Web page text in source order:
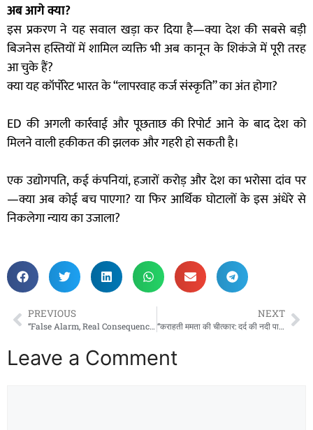
अब आगे क्या?
इस प्रकरण ने यह सवाल खड़ा कर दिया है—क्या देश की सबसे बड़ी
बिजनेस हस्तियों में शामिल व्यक्ति भी अब कानून के शिकंजे में पूरी तरह
आ चुके हैं?
क्या यह कॉर्पोरेट भारत के “लापरवाह कर्ज संस्कृति” का अंत होगा?
ED की अगली कार्रवाई और पूछताछ की रिपोर्ट आने के बाद देश को
मिलने वाली हकीकत की झलक और गहरी हो सकती है।
एक उद्योगपति, कई कंपनियां, हजारों करोड़ और देश का भरोसा दांव पर
—क्या अब कोई बच पाएगा? या फिर आर्थिक घोटालों के इस अंधेरे से
निकलेगा न्याय का उजाला?
PREVIOUS
“False Alarm, Real Consequences: Rights Group Slams J&K Police for Triggering Wave of Hate After Pahalgam Carnage”
NEXT
“कराहती ममता की चीत्कार: दर्द की नदी पार कर खुले आसमान में जन्मा भविष्य, और सिस्टम चुप”
Leave a Comment